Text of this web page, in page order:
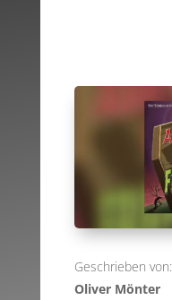
Geschrieben von:
Oliver Mönter